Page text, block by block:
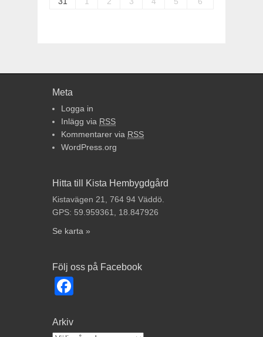
Meta
Logga in
Inlägg via RSS
Kommentarer via RSS
WordPress.org
Hitta till Kista Hembygdgård
Kistavägen 21, 764 94 Väddö.
GPS: 59.959361, 18.847926
Se karta »
Följ oss på Facebook
Arkiv